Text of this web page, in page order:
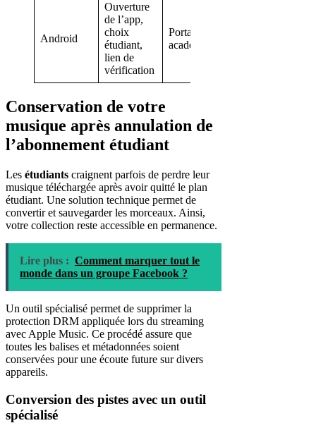
Android
Ouverture
de l’app,
choix
étudiant,
lien de
vérification
Portail
académique
Conservation de votre
musique après annulation de
l’abonnement étudiant
Les étudiants craignent parfois de perdre leur
musique téléchargée après avoir quitté le plan
étudiant. Une solution technique permet de
convertir et sauvegarder les morceaux. Ainsi,
votre collection reste accessible en permanence.
Lire plus : Comment marquer tout le
monde dans un groupe Facebook ?
Un outil spécialisé permet de supprimer la
protection DRM appliquée lors du streaming
avec Apple Music. Ce procédé assure que
toutes les balises et métadonnées soient
conservées pour une écoute future sur divers
appareils.
Conversion des pistes avec un outil
spécialisé